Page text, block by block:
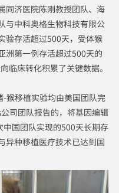
同济医院陈刚教授团队、海
与中科奥格生物科技有限公
验存活超过500天，受体猴
洲第一例存活超过500天的
临床转化积累了关键数据。
猴移植实验均由美国团队完
司团队报告的，将基因编辑
国团队实现的500天长期存
异种移植医疗技术已达到国